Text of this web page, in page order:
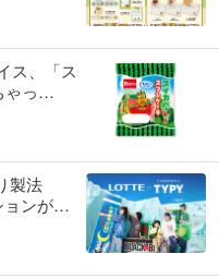
ス、「ス
っ
製法
ンが登